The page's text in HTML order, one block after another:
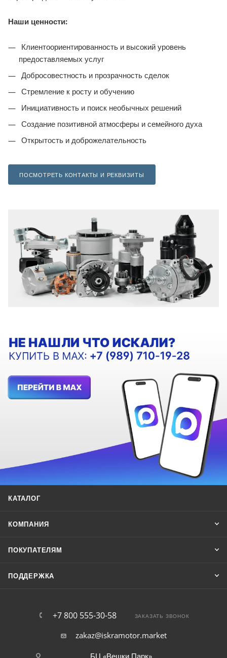
Наши ценности:
Клиентоориентированность и высокий уровень
предоставляемых услуг
Добросовестность и прозрачность сделок
Стремление к росту и обучению
Инициативность и поиск необычных решений
Создание позитивной атмосферы и семейного духа
Открытость и доброжелательность
ПОСМОТРЕТЬ КОНТАКТЫ И РЕКВИЗИТЫ
КАТАЛОГ
КОМПАНИЯ
ПОКУПАТЕЛЯМ
ПОДДЕРЖКА
+7 800 555-30-58 ЗАКАЗАТЬ ЗВОНОК
zakaz@iskramotor.market